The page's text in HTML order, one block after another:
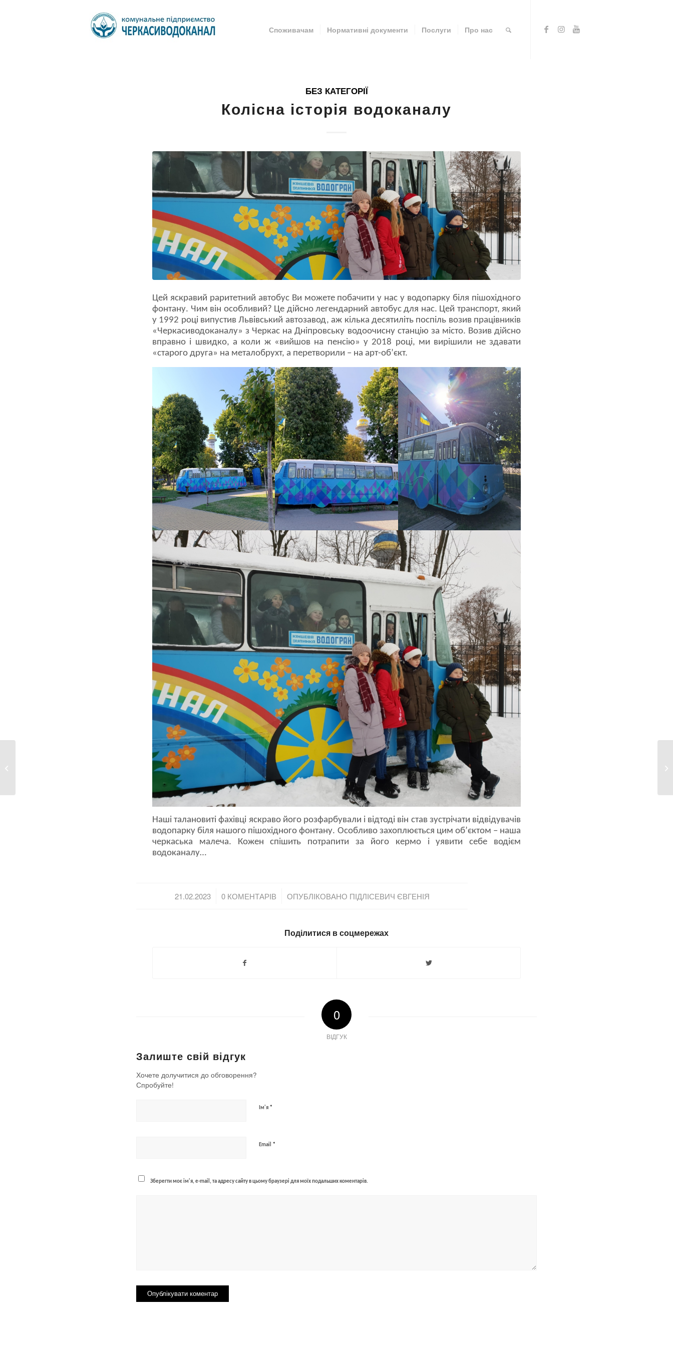
Споживачам Нормативні документи Послуги Про нас
БЕЗ КАТЕГОРІЇ
Колісна історія водоканалу
Цей яскравий раритетний автобус Ви можете побачити у нас у водопарку біля пішохідного
фонтану. Чим він особливий? Це дійсно легендарний автобус для нас. Цей транспорт, який
у 1992 році випустив Львівський автозавод, аж кілька десятиліть поспіль возив працівників
«Черкасиводоканалу» з Черкас на Дніпровську водоочисну станцію за місто. Возив дійсно
вправно і швидко, а коли ж «вийшов на пенсію» у 2018 році, ми вирішили не здавати
«старого друга» на металобрухт, а перетворили – на арт-об’єкт.
Наші талановиті фахівці яскраво його розфарбували і відтоді він став зустрічати відвідувачів
водопарку біля нашого пішохідного фонтану. Особливо захоплюється цим об’єктом – наша
черкаська малеча. Кожен спішить потрапити за його кермо і уявити себе водієм
водоканалу…
21.02.2023
/ 0 КОМЕНТАРІВ
/ ОПУБЛІКОВАНО ПІДЛІСЕВИЧ ЄВГЕНІЯ
Поділитися в соцмережах
0
ВІДГУК
Залиште свій відгук
Хочете долучитися до обговорення?
Спробуйте!
Ім'я *
Email *
Зберегти моє ім'я, e-mail, та адресу сайту в цьому браузері для моїх подальших коментарів.